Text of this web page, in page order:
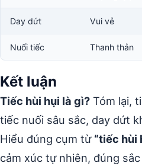
Day dứt Vui vẻ
Nuối tiếc Thanh thản
Kết luận
Tiếc hùi hụi là gì? Tóm lại,
tiếc nuối sâu sắc, day dứt
Hiểu đúng cụm từ “tiếc hùi
cảm xúc tự nhiên, đúng